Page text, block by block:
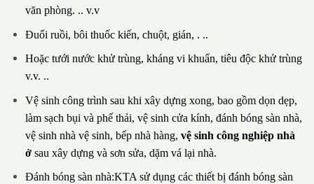
văn phòng. .. v.v
Đuổi ruồi, bôi thuốc kiến, chuột, gián, . ..
Hoặc tưới nước khử trùng, kháng vi khuẩn, tiêu độc khử trùng
v.v. ..
Vệ sinh công trình sau khi xây dựng xong, bao gồm dọn dẹp,
làm sạch bụi và phế thải, vệ sinh cửa kính, đánh bóng sàn nhà,
vệ sinh nhà vệ sinh, bếp nhà hàng, vệ sinh công nghiệp nhà
ởsau xây dựng và sơn sửa, dặm vá lại nhà.
Đánh bóng sàn nhà:KTA sử dụng các thiết bị đánh bóng sàn